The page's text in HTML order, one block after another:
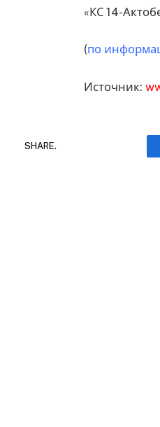
«КС 14-
(по
Источник:
SHARE.